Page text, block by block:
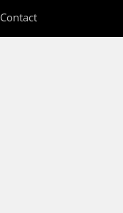
Contact